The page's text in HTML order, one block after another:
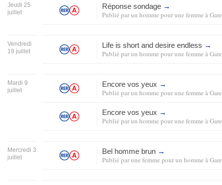
Jeudi 25
juillet
Réponse sondage →
Publié parun homme pour une femme à
Vendredi
19 juillet
Life is short and desire endless →
Publié parun homme pour une femme à
Mardi 9
juillet
Encore vos yeux →
Publié parun homme pour une femme à
Encore vos yeux →
Publié parun homme pour une femme à
Mercredi 3
juillet
Bel homme brun →
Publié parune femme pour un homme à